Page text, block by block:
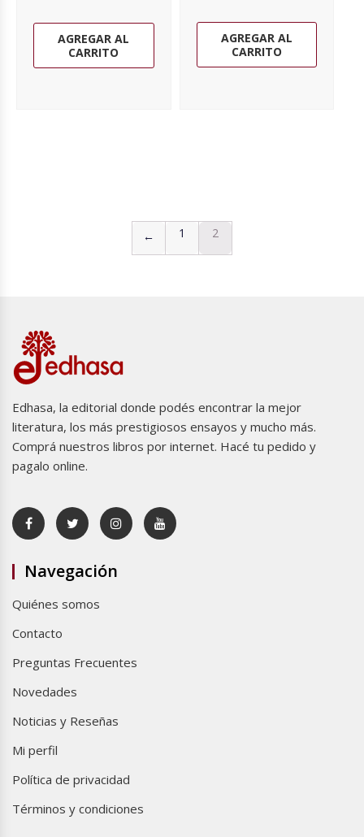
AGREGAR AL
CARRITO
AGREGAR AL
CARRITO
← 1 2
Edhasa, la editorial donde podés encontrar la mejor
literatura, los más prestigiosos ensayos y mucho más.
Comprá nuestros libros por internet. Hacé tu pedido y
pagalo online.
Navegación
Quiénes somos
Contacto
Preguntas Frecuentes
Novedades
Noticias y Reseñas
Mi perfil
Política de privacidad
Términos y condiciones